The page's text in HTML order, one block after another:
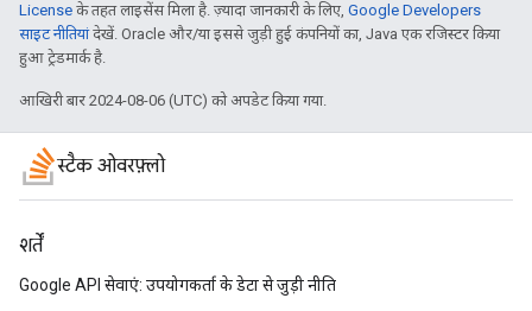
License के तहत लाइसेंस मिला है. ज़्यादा जानकारी के लिए, Google Developers
साइट नीतियांदेखें. Oracle और/या इससे जुड़ी हुई कंपनियों का, Java एक रजिस्टर किया
हुआ ट्रेडमार्क है.
आखिरी बार 2024-08-06 (UTC) को अपडेट किया गया.
स्टैक ओवरफ़्लो
शर्तें
Google API सेवाएं: उपयोगकर्ता के डेटा से जुड़ी नीति